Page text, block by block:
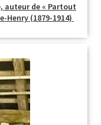
auteur de « Partout
Henry (1879-1914)